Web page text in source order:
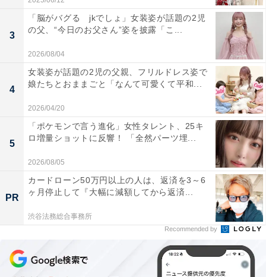
3
「脳がバグる jkでしょ」女装姿が話題の2児
の父、“今日のお父さん”姿を披露「こ...
2026/08/04
4
女装姿が話題の2児の父親、フリルドレス姿で
娘たちとおままごと「なんて可愛くて平和...
2026/04/20
5
「ポケモンで言う進化」女性タレント、25キ
ロ増量ショットに反響！ 「全然パーツ埋...
2026/08/05
PR
カードローン50万円以上の人は、返済を3～6
ヶ月停止して『大幅に減額してから返済...
渋谷法務総合事務所
Recommended by